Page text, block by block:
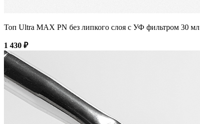
Топ Ultra MAX PN без липкого слоя с УФ фильтром 30 мл
1 430 ₽